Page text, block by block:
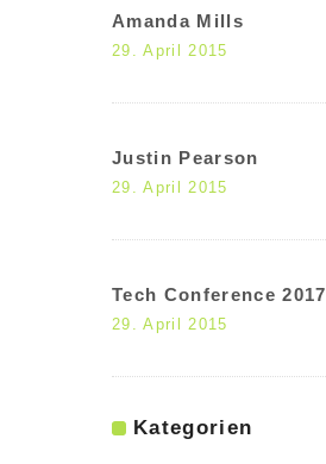
Amanda Mills
29. April 2015
Justin Pearson
29. April 2015
Tech Conference 2017
29. April 2015
Kategorien